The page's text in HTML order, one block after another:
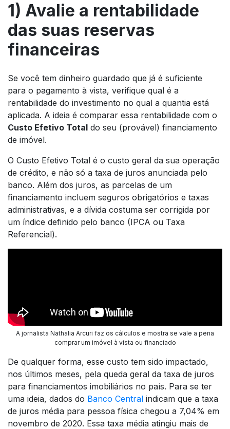
1) Avalie a rentabilidade
das suas reservas
financeiras
Se você tem dinheiro guardado que já é suficiente
para o pagamento à vista, verifique qual é a
rentabilidade do investimento no qual a quantia está
aplicada. A ideia é comparar essa rentabilidade com o
Custo Efetivo Total do seu (provável) financiamento
de imóvel.
O Custo Efetivo Total é o custo geral da sua operação
de crédito, e não só a taxa de juros anunciada pelo
banco. Além dos juros, as parcelas de um
financiamento incluem seguros obrigatórios e taxas
administrativas, e a dívida costuma ser corrigida por
um índice definido pelo banco (IPCA ou Taxa
Referencial).
A jornalista Nathalia Arcuri faz os cálculos e mostra se vale a pena
comprar um imóvel à vista ou financiado
De qualquer forma, esse custo tem sido impactado,
nos últimos meses, pela queda geral da taxa de juros
para financiamentos imobiliários no país. Para se ter
uma ideia, dados do Banco Central indicam que a taxa
de juros média para pessoa física chegou a 7,04% em
novembro de 2020. Essa taxa média atingiu mais de